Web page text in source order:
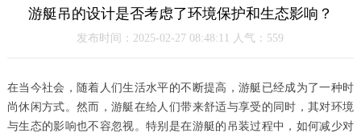
游艇吊的设计是否考虑了环境保护和生态影响？
发布时间：2025-02-27 08:48:11 人气：559
在当今社会，随着人们生活水平的不断提高，游艇已经成为了一种时
尚休闲方式。然而，游艇在给人们带来舒适与享受的同时，其对环境
与生态的影响也不容忽视。特别是在游艇的吊装过程中，如何减少对